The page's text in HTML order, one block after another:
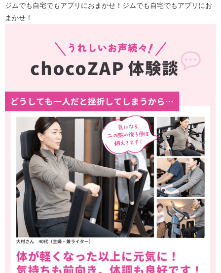
ジムでも自宅でもアプリにおまかせ！ジムでも自宅でもアプリにお
まかせ！